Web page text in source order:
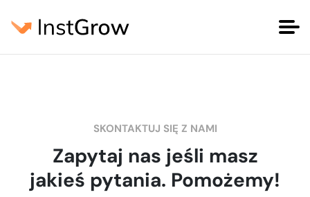
SKONTAKTUJ SIĘ Z NAMI
Zapytaj nas jeśli masz
jakieś pytania. Pomożemy!